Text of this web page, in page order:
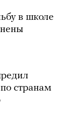
в школе
странам